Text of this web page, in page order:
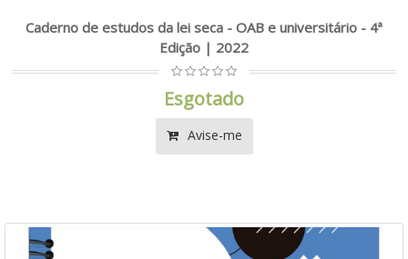
Caderno de estudos da lei seca - OAB e universitário - 4ª
Edição | 2022
Esgotado
Avise-me